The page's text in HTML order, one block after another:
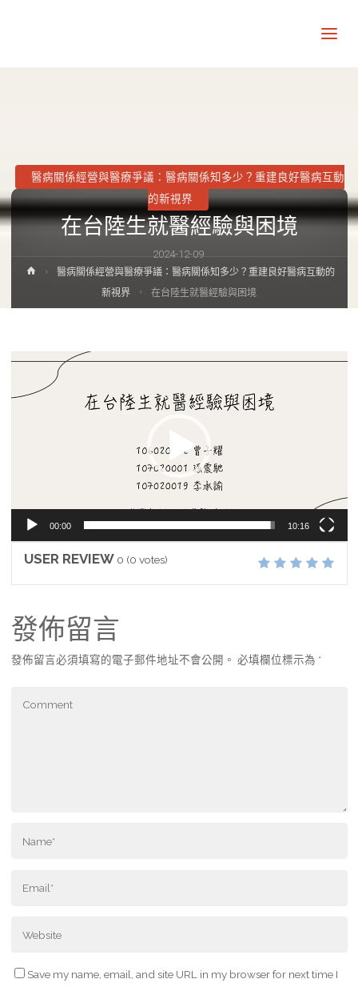
在台陸生就醫經驗與困境
2024-12-09
醫病關係經營與醫療爭議：醫病關係知多少？重建良好醫病互動
的新視界
Home醫病關係經營與醫療爭議：醫病關係知多少？重建良好醫病互動的
新視界
在台陸生就醫經驗與困境
視
00:00 10:16
USER REVIEW 0 (0 votes)
發佈留言
發佈留言必須填寫的電子郵件地址不會公開。 必填欄位標示為 *
Save my name, email, and site URL in my browser for next time I